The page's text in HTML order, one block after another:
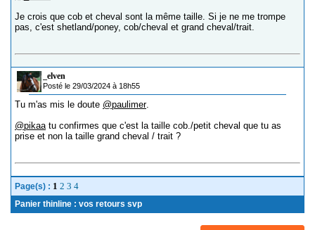
Je crois que cob et cheval sont la même taille. Si je ne me trompe
pas, c'est shetland/poney, cob/cheval et grand cheval/trait.
_elven
Posté le 29/03/2024 à 18h55
Tu m'as mis le doute @paulimer.
@pikaa tu confirmes que c'est la taille cob./petit cheval que tu as
prise et non la taille grand cheval / trait ?
Page(s) : 1 2 3 4
Panier thinline : vos retours svp